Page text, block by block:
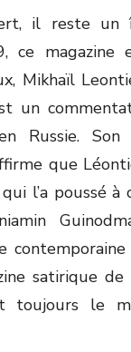
il reste un
ce
Mikhaïl
un
Russie. Son
que
l’a poussé à
satirique
toujours le